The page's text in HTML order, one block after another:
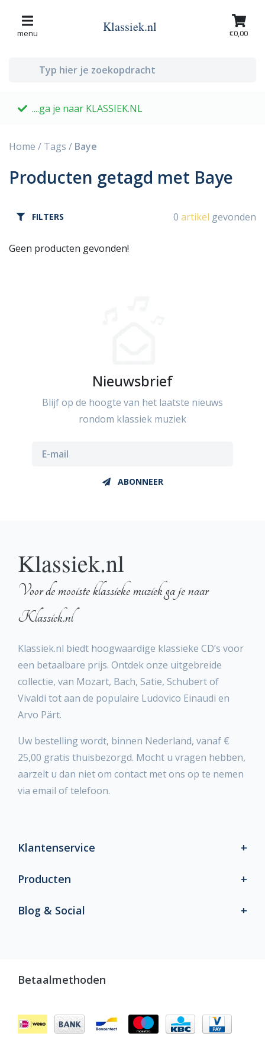
menu Klassiek.nl €0,00
....ga je naar KLASSIEK.NL
Home / Tags / Baye
Producten getagd met Baye
FILTERS 0 artikel gevonden
Geen producten gevonden!
Nieuwsbrief
Blijf op de hoogte van het laatste nieuws
rondom klassiek muziek
ABONNEER
Klassiek.nl
Voor de mooiste klassieke muziek ga je naar
Klassiek.nl
Klassiek.nl biedt hoogwaardige klassieke CD’s voor
een betaalbare prijs. Ontdek onze uitgebreide
collectie, van Mozart, Bach, Satie, Schubert of
Vivaldi tot aan de populaire Ludovico Einaudi en
Arvo Pärt.
Uw bestelling wordt, binnen Nederland, vanaf €
25,00 gratis thuisbezorgd. Mocht u vragen hebben,
aarzelt u dan niet om contact met ons op te nemen
via email of telefoon.
Klantenservice
Producten
Blog & Social
Betaalmethoden